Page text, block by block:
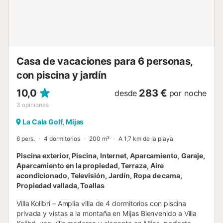
Abierto desde 16:00 - ...
Casa de vacaciones para 6 personas,
con piscina y jardín
10,0
3 opiniones
desde 283 € por noche
La Cala Golf, Mijas
6 pers. 4 dormitorios 200 m² A 1,7 km de la playa
Piscina exterior, Piscina, Internet, Aparcamiento, Garaje,
Aparcamiento en la propiedad, Terraza, Aire
acondicionado, Televisión, Jardín, Ropa de cama,
Propiedad vallada, Toallas
Villa Kolibri – Amplia villa de 4 dormitorios con piscina
privada y vistas a la montaña en Mijas Bienvenido a Villa